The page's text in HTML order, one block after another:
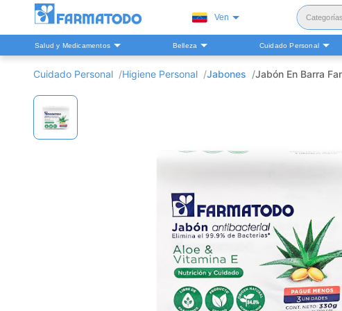
Ven Categorías
Salud y Medicamentos Belleza Cuidado Personal
Cuidado Personal Higiene Personal Jabones Jabón En Barra